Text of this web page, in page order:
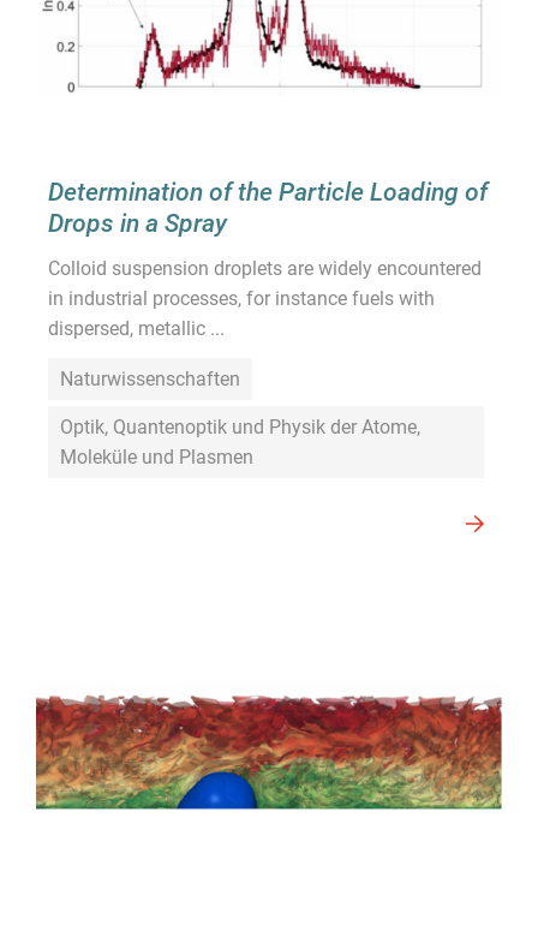
Determination of the Particle Loading of
Drops in a Spray
Colloid suspension droplets are widely encountered
in industrial processes, for instance fuels with
dispersed, metallic ...
Naturwissenschaften
Optik, Quantenoptik und Physik der Atome,
Moleküle und Plasmen